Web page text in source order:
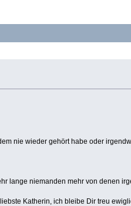
nie wieder gehört habe oder
lange niemanden mehr von denen
Katherin, ich bleibe Dir treu